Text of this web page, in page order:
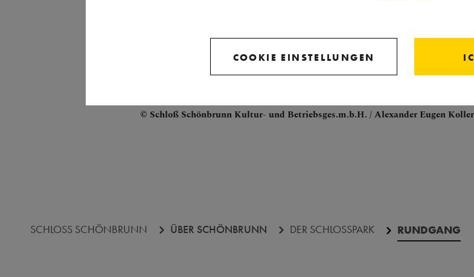
Schloß Schönbrunn Kultur- und Betriebsges.m.b.H. / Alexander Eugen Koller
SCHLOSS SCHÖNBRUNN ÜBER SCHÖNBRUNN DER SCHLOSSPARK RUNDGANG
COOKIE EINSTELLUNGEN